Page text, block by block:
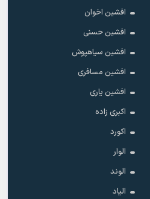
افشین اخوان
افشین حسنی
افشین سیاهپوش
افشین مسافری
افشین یاری
اکبری زاده
اکورد
الوار
الوند
الیاد